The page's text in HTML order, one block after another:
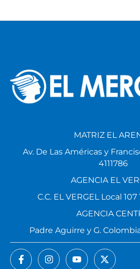
MATRIZ EL
Av. De Las Américas y
4111786
AGENCIA EL
C.C. EL VERGEL Local
AGENCIA
Padre Aguirre y G.